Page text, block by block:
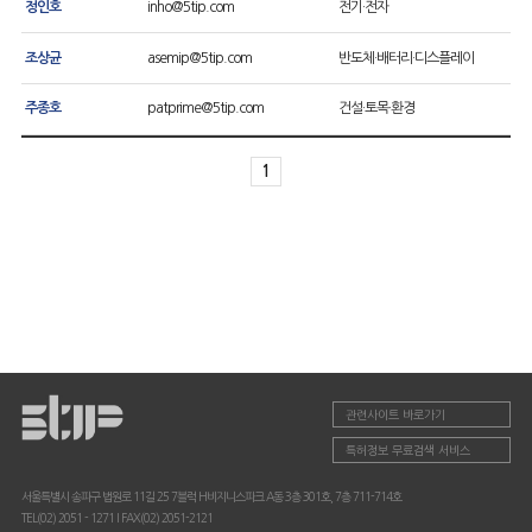
정인호 inho@5tip.com 전기·전자
조상균 asemip@5tip.com 반도체·배터리·디스플레이
주종호 patprime@5tip.com 건설·토목·환경
1
서울특별시 송파구 법원로 11길 25 7블럭 H비지니스파크 A동 3층 301호, 7층 711-714호
TEL(02) 2051 - 1271
FAX(02) 2051-2121
관련사이트 바로가기
특허정보 무료검색 서비스